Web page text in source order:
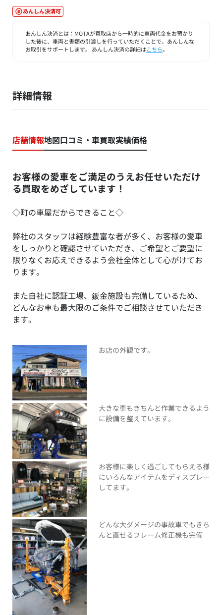
あんしん決済可
あんしん決済とは：MOTAが買取店から一時的に車両代金をお預かり
した後に、車両と書類の引渡しを行っていただくことで、あんしんな
お取引をサポートします。 あんしん決済の詳細はこちら。
詳細情報
店舗情報地図口コミ・車買取実績価格
お客様の愛車をご満足のうえお任せいただけ
る買取をめざしています！
◇町の車屋だからできること◇
弊社のスタッフは経験豊富な者が多く、お客様の愛車
をしっかりと確認させていただき、ご希望とご要望に
限りなくお応えできるよう会社全体として心がけてお
ります。
また自社に認証工場、鈑金施設も完備しているため、
どんなお車も最大限のご条件でご相談させていただき
ます。
お店の外観です。
大きな車もきちんと作業できるよう
に設備を整えています。
お客様に楽しく過ごしてもらえる様
にいろんなアイテムをディスプレー
してます。
どんな大ダメージの事故車でもきち
んと直せるフレーム修正機も完備